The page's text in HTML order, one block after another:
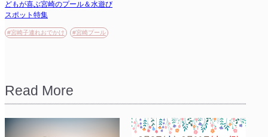
どもが喜ぶ宮崎のプール＆水遊び
スポット特集
#宮崎子連れおでかけ #宮崎プール
Read More